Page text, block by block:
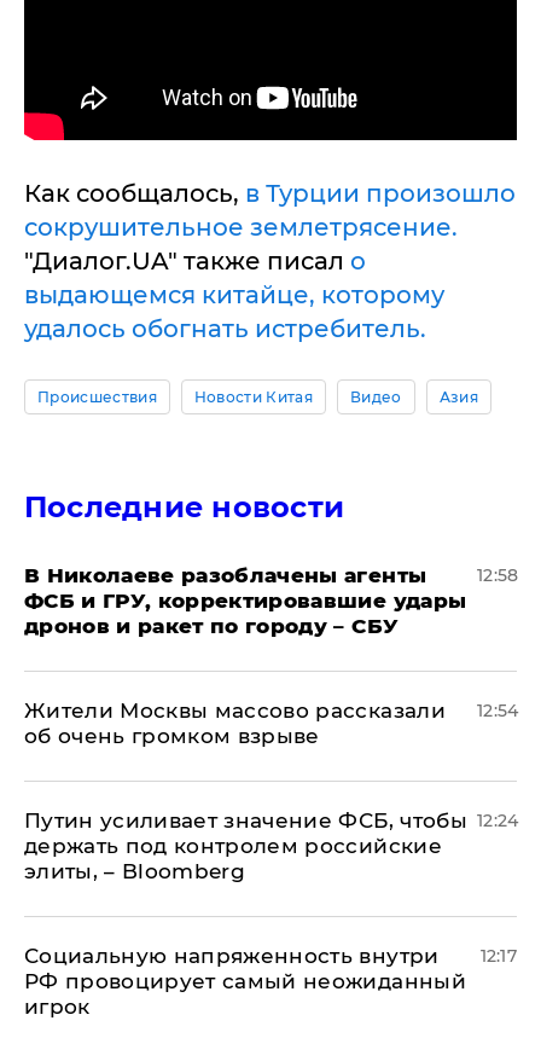
Как сообщалось, в Турции произошло
сокрушительное землетрясение.
"Диалог.UA" также писал о
выдающемся китайце, которому
удалось обогнать истребитель.
Происшествия Новости Китая Видео Азия
Последние новости
В Николаеве разоблачены агенты
ФСБ и ГРУ, корректировавшие удары
дронов и ракет по городу – СБУ
12:58
Жители Москвы массово рассказали
об очень громком взрыве
12:54
Путин усиливает значение ФСБ, чтобы
держать под контролем российские
элиты, – Bloomberg
12:24
Социальную напряженность внутри
РФ провоцирует самый неожиданный
игрок
12:17